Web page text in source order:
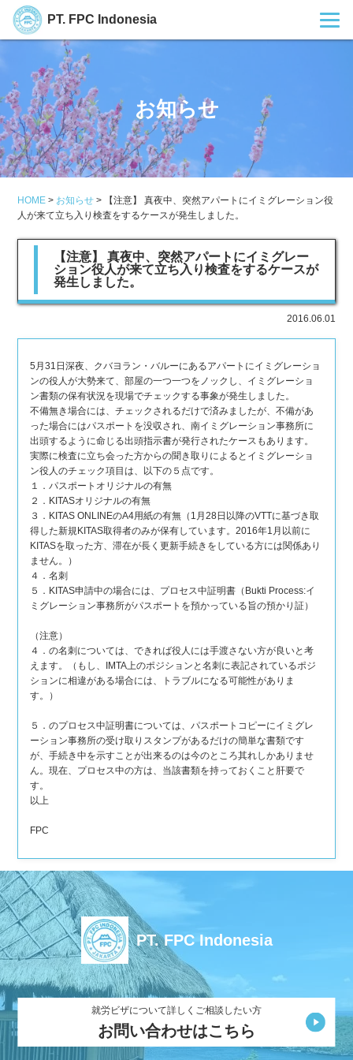
PT. FPC Indonesia
お知らせ
HOME > お知らせ >
【注意】 真夜中、突然アパートにイミグレーション役
人が来て立ち入り検査をするケースが発生しました。
【注意】 真夜中、突然アパートにイミグレー
ション役人が来て立ち入り検査をするケースが
発生しました。
2016.06.01
5月31日深夜、クバヨラン・バルーにあるアパートにイミグレーショ
ンの役人が大勢来て、部屋の一つ一つをノックし、イミグレーショ
ン書類の保有状況を現場でチェックする事象が発生しました。
不備無き場合には、チェックされるだけで済みましたが、不備があ
った場合にはパスポートを没収され、南イミグレーション事務所に
出頭するように命じる出頭指示書が発行されたケースもあります。
実際に検査に立ち会った方からの聞き取りによるとイミグレーショ
ン役人のチェック項目は、以下の５点です。
１．パスポートオリジナルの有無
２．KITASオリジナルの有無
３．KITAS ONLINEのA4用紙の有無（1月28日以降のVTTに基づき取
得した新規KITAS取得者のみが保有しています。2016年1月以前に
KITASを取った方、滞在が長く更新手続きをしている方には関係あり
ません。）
４．名刺
５．KITAS申請中の場合には、プロセス中証明書（Bukti Process:イ
ミグレーション事務所がパスポートを預かっている旨の預かり証）
（注意）
４．の名刺については、できれば役人には手渡さない方が良いと考
えます。（もし、IMTA上のポジションと名刺に表記されているポジ
ションに相違がある場合には、トラブルになる可能性がありま
す。）
５．のプロセス中証明書については、パスポートコピーにイミグレ
ーション事務所の受け取りスタンプがあるだけの簡単な書類です
が、手続き中を示すことが出来るのは今のところ其れしかありませ
ん。現在、プロセス中の方は、当該書類を持っておくこと肝要で
す。
以上
FPC
PT. FPC Indonesia
就労ビザについて詳しくご相談したい方
お問い合わせはこちら